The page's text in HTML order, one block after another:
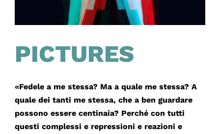
PICTURES
«Fedele a me stessa? Ma a quale me stessa? A
quale dei tanti me stessa, che a ben guardare
possono essere centinaia? Perché con tutti
questi complessi e repressioni e reazioni e